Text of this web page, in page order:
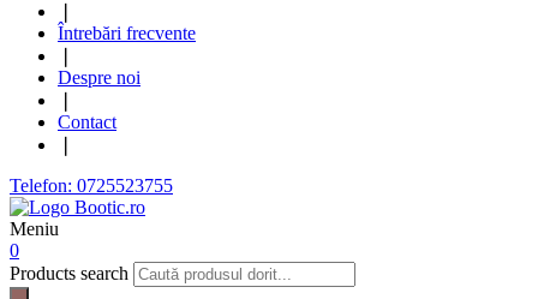
Întrebări frecvente
Despre noi
Contact
Telefon: 0725523755
Meniu
0
Products search